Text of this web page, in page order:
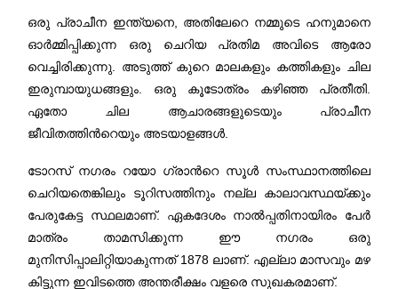
ഒരു പ്രാചീന ഇന്ത്യനെ, അതിലേറെ നമ്മുടെ ഹനുമാനെ
ഓര്‍മ്മിപ്പിക്കുന്ന ഒരു ചെറിയ പ്രതിമ അവിടെ ആരോ
വെച്ചിരിക്കുന്നു. അടുത്ത് കുറെ മാലകളും കത്തികളും ചില
ഇരുമ്പായുധങ്ങളും. ഒരു കൂടോത്രം കഴിഞ്ഞ പ്രതീതി.
ഏതോ ചില ആചാരങ്ങളുടെയും പ്രാചീന
ജീവിതത്തിന്‍റെയും അടയാളങ്ങള്‍.
ടോറസ് നഗരം റയോ ഗ്രാന്‍റെ സൂള്‍ സംസ്ഥാനത്തിലെ
ചെറിയതെങ്കിലും ടൂറിസത്തിനും നല്ല കാലാവസ്ഥയ്ക്കും
പേരുകേട്ട സ്ഥലമാണ്. ഏകദേശം നാല്‍പ്പതിനായിരം പേര്‍
മാത്രം താമസിക്കുന്ന ഈ നഗരം ഒരു
മുനിസിപ്പാലിറ്റിയാകുന്നത്‌ 1878 ലാണ്. എല്ലാ മാസവും മഴ
കിട്ടുന്ന ഇവിടത്തെ അന്തരീക്ഷം വളരെ സുഖകരമാണ്.